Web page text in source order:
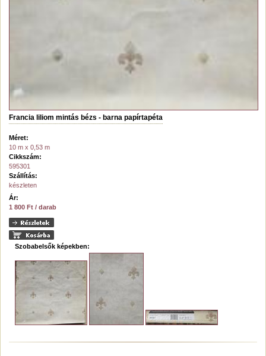
Francia liliom mintás bézs - barna papírtapéta
Méret:
10 m x 0,53 m
Cikkszám:
595301
Szállítás:
készleten
Ár:
1 800 Ft / darab
Szobabelsők képekben: